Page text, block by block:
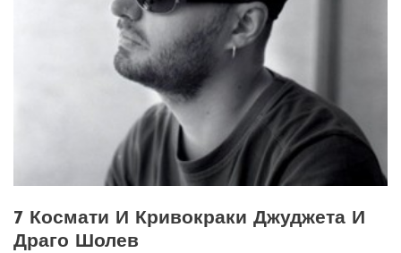
7 Космати И Кривокраки Джуджета И
Драго Шолев